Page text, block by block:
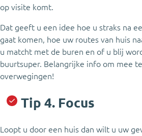
op visite komt.
Dat geeft u een idee hoe u straks na
gaat komen, hoe uw routes van huis
u matcht met de buren en of u blij
buurtsuper. Belangrijke info om mee
overwegingen!
Tip 4. Focus
Loopt u door een huis dan wilt u uw